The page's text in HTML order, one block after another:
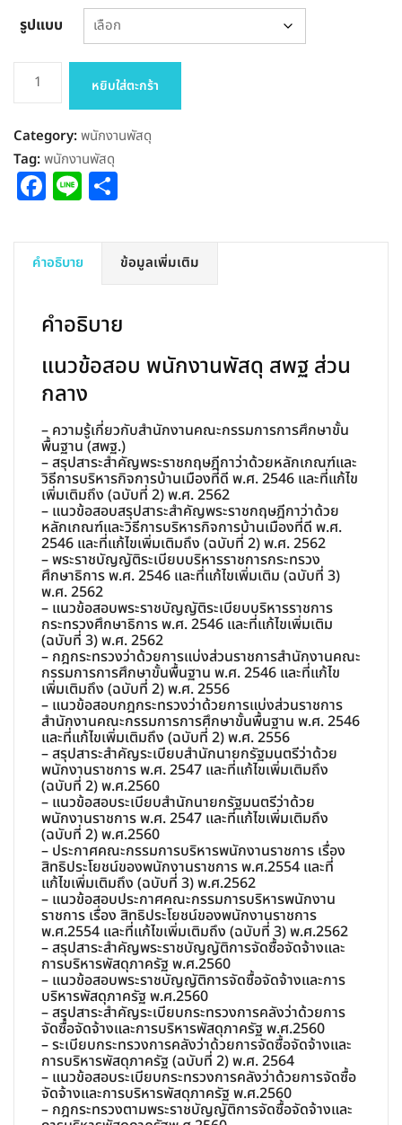
รูปแบบ
จำนวน
พนักงาน
พัสดุ
สพฐ
หยิบใส่ตะกร้า
Category:พนักงานพัสดุ
Tag:พนักงานพัสดุ
Facebook
Line
คำอธิบาย ข้อมูลเพิ่มเติม
คำอธิบาย
แนวข้อสอบ พนักงานพัสดุ สพฐ ส่วน
กลาง
– ความรู้เกี่ยวกับสำนักงานคณะกรรมการการศึกษาขั้น
พื้นฐาน (สพฐ.)
– สรุปสาระสำคัญพระราชกฤษฎีกาว่าด้วยหลักเกณฑ์และ
วิธีการบริหารกิจการบ้านเมืองที่ดี พ.ศ. 2546 และที่แก้ไข
เพิ่มเติมถึง (ฉบับที่ 2) พ.ศ. 2562
– แนวข้อสอบสรุปสาระสำคัญพระราชกฤษฎีกาว่าด้วย
หลักเกณฑ์และวิธีการบริหารกิจการบ้านเมืองที่ดี พ.ศ.
2546 และที่แก้ไขเพิ่มเติมถึง (ฉบับที่ 2) พ.ศ. 2562
– พระราชบัญญัติระเบียบบริหารราชการกระทรวง
ศึกษาธิการ พ.ศ. 2546 และที่แก้ไขเพิ่มเติม (ฉบับที่ 3)
พ.ศ. 2562
– แนวข้อสอบพระราชบัญญัติระเบียบบริหารราชการ
กระทรวงศึกษาธิการ พ.ศ. 2546 และที่แก้ไขเพิ่มเติม
(ฉบับที่ 3) พ.ศ. 2562
– กฎกระทรวงว่าด้วยการแบ่งส่วนราชการสำนักงานคณะ
กรรมการการศึกษาขั้นพื้นฐาน พ.ศ. 2546 และที่แก้ไข
เพิ่มเติมถึง (ฉบับที่ 2) พ.ศ. 2556
– แนวข้อสอบกฎกระทรวงว่าด้วยการแบ่งส่วนราชการ
สำนักงานคณะกรรมการการศึกษาขั้นพื้นฐาน พ.ศ. 2546
และที่แก้ไขเพิ่มเติมถึง (ฉบับที่ 2) พ.ศ. 2556
– สรุปสาระสำคัญระเบียบสำนักนายกรัฐมนตรีว่าด้วย
พนักงานราชการ พ.ศ. 2547 และที่แก้ไขเพิ่มเติมถึง
(ฉบับที่ 2) พ.ศ.2560
– แนวข้อสอบระเบียบสำนักนายกรัฐมนตรีว่าด้วย
พนักงานราชการ พ.ศ. 2547 และที่แก้ไขเพิ่มเติมถึง
(ฉบับที่ 2) พ.ศ.2560
– ประกาศคณะกรรมการบริหารพนักงานราชการ เรื่อง
สิทธิประโยชน์ของพนักงานราชการ พ.ศ.2554 และที่
แก้ไขเพิ่มเติมถึง (ฉบับที่ 3) พ.ศ.2562
– แนวข้อสอบประกาศคณะกรรมการบริหารพนักงาน
ราชการ เรื่อง สิทธิประโยชน์ของพนักงานราชการ
พ.ศ.2554 และที่แก้ไขเพิ่มเติมถึง (ฉบับที่ 3) พ.ศ.2562
– สรุปสาระสำคัญพระราชบัญญัติการจัดซื้อจัดจ้างและ
การบริหารพัสดุภาครัฐ พ.ศ.2560
– แนวข้อสอบพระราชบัญญัติการจัดซื้อจัดจ้างและการ
บริหารพัสดุภาครัฐ พ.ศ.2560
– สรุปสาระสำคัญระเบียบกระทรวงการคลังว่าด้วยการ
จัดซื้อจัดจ้างและการบริหารพัสดุภาครัฐ พ.ศ.2560
– ระเบียบกระทรวงการคลังว่าด้วยการจัดซื้อจัดจ้างและ
การบริหารพัสดุภาครัฐ (ฉบับที่ 2) พ.ศ. 2564
– แนวข้อสอบระเบียบกระทรวงการคลังว่าด้วยการจัดซื้อ
จัดจ้างและการบริหารพัสดุภาครัฐ พ.ศ.2560
– กฎกระทรวงตามพระราชบัญญัติการจัดซื้อจัดจ้างและ